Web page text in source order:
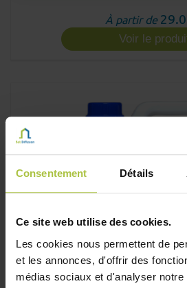
Consentement Détails
Ce site web utilise des cookies.
Les cookies nous permettent de
et les annonces, d'offrir des
médias sociaux et d'analyser notre
À partir de
Voir le